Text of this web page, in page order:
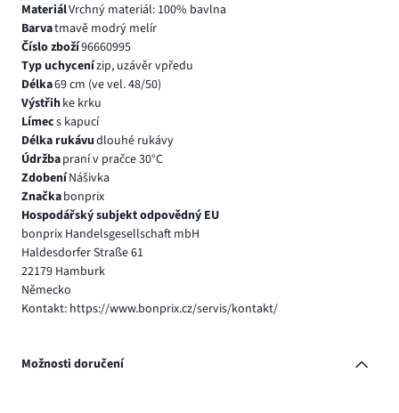
MateriálVrchný materiál: 100% bavlna
Barvatmavě modrý melír
Číslo zboží96660995
Typ uchycenízip, uzávěr vpředu
Délka69 cm (ve vel. 48/50)
Výstřihke krku
Límecs kapucí
Délka rukávudlouhé rukávy
Údržbapraní v pračce 30°C
ZdobeníNášivka
Značkabonprix
Hospodářský subjekt odpovědný EU
bonprix Handelsgesellschaft mbH
Haldesdorfer Straße 61
22179 Hamburk
Německo
Kontakt: https://www.bonprix.cz/servis/kontakt/
Možnosti doručení